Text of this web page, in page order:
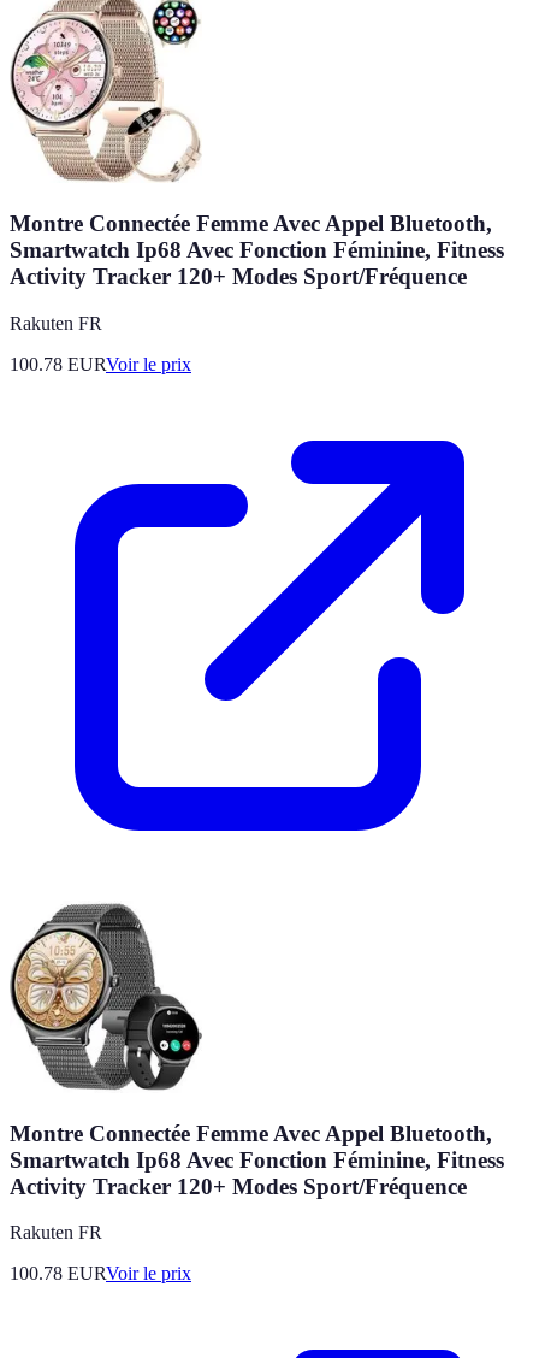
Montre Connectée Femme Avec Appel Bluetooth,
Smartwatch Ip68 Avec Fonction Féminine, Fitness
Activity Tracker 120+ Modes Sport/Fréquence
Rakuten FR
100.78 EURVoir le prix
Montre Connectée Femme Avec Appel Bluetooth,
Smartwatch Ip68 Avec Fonction Féminine, Fitness
Activity Tracker 120+ Modes Sport/Fréquence
Rakuten FR
100.78 EURVoir le prix